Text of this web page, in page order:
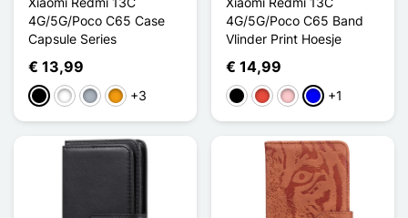
4G/5G/Poco C65 Case
Capsule Series
€ 13,99
ZwartWit GrijsOranje
+3
4G/5G/Poco C65 Band
Vlinder Print Hoesje
€ 14,99
ZwartRoodRozeBlauw
+1